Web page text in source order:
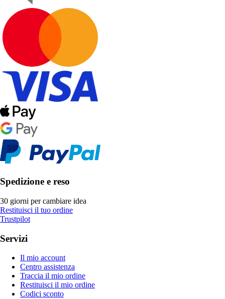
Spedizione e reso
30 giorni per cambiare idea
Restituisci il tuo ordine
Trustpilot
Servizi
Il mio account
Centro assistenza
Traccia il mio ordine
Restituisci il mio ordine
Codici sconto